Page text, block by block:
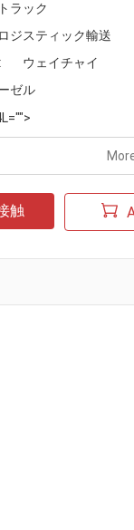
ラック
ロジスティック輸送
ウェイチャイ
ゼル
触